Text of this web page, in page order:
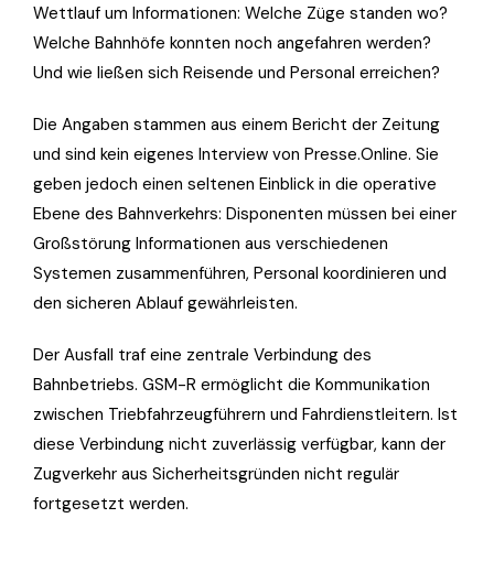
Wettlauf um Informationen: Welche Züge standen wo?
Welche Bahnhöfe konnten noch angefahren werden?
Und wie ließen sich Reisende und Personal erreichen?
Die Angaben stammen aus einem Bericht der Zeitung
und sind kein eigenes Interview von Presse.Online. Sie
geben jedoch einen seltenen Einblick in die operative
Ebene des Bahnverkehrs: Disponenten müssen bei einer
Großstörung Informationen aus verschiedenen
Systemen zusammenführen, Personal koordinieren und
den sicheren Ablauf gewährleisten.
Der Ausfall traf eine zentrale Verbindung des
Bahnbetriebs. GSM-R ermöglicht die Kommunikation
zwischen Triebfahrzeugführern und Fahrdienstleitern. Ist
diese Verbindung nicht zuverlässig verfügbar, kann der
Zugverkehr aus Sicherheitsgründen nicht regulär
fortgesetzt werden.